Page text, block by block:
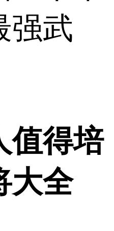
强武
值得培
大全